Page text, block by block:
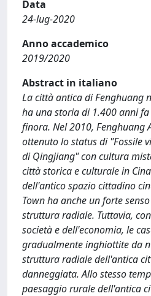
Data
24-lug-2020
Anno accademico
2019/2020
Abstract in italiano
La città antica di Fenghuang
ha una storia di 1.400 anni
finora. Nel 2010, Fenghuang
ottenuto lo status di "Fossile
di Qingjiang" con cultura
città storica e culturale in
dell'antico spazio cittadino
Town ha anche un forte
struttura radiale. Tuttavia,
società e dell'economia, le
gradualmente inghiottite da
struttura radiale dell'antica
danneggiata. Allo stesso
paesaggio rurale dell'antica